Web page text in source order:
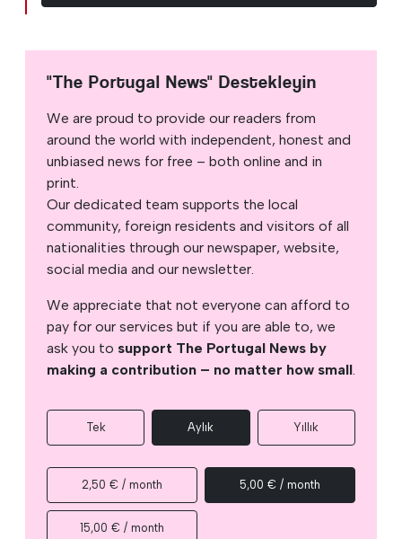
"The Portugal News" Destekleyin
We are proud to provide our readers from
around the world with independent, honest and
unbiased news for free – both online and in
print.
Our dedicated team supports the local
community, foreign residents and visitors of all
nationalities through our newspaper, website,
social media and our newsletter.
We appreciate that not everyone can afford to
pay for our services but if you are able to, we
ask you to support The Portugal News by
making a contribution – no matter how small.
Tek Aylık Yıllık
2,50 € / month 5,00 € / month
15,00 € / month